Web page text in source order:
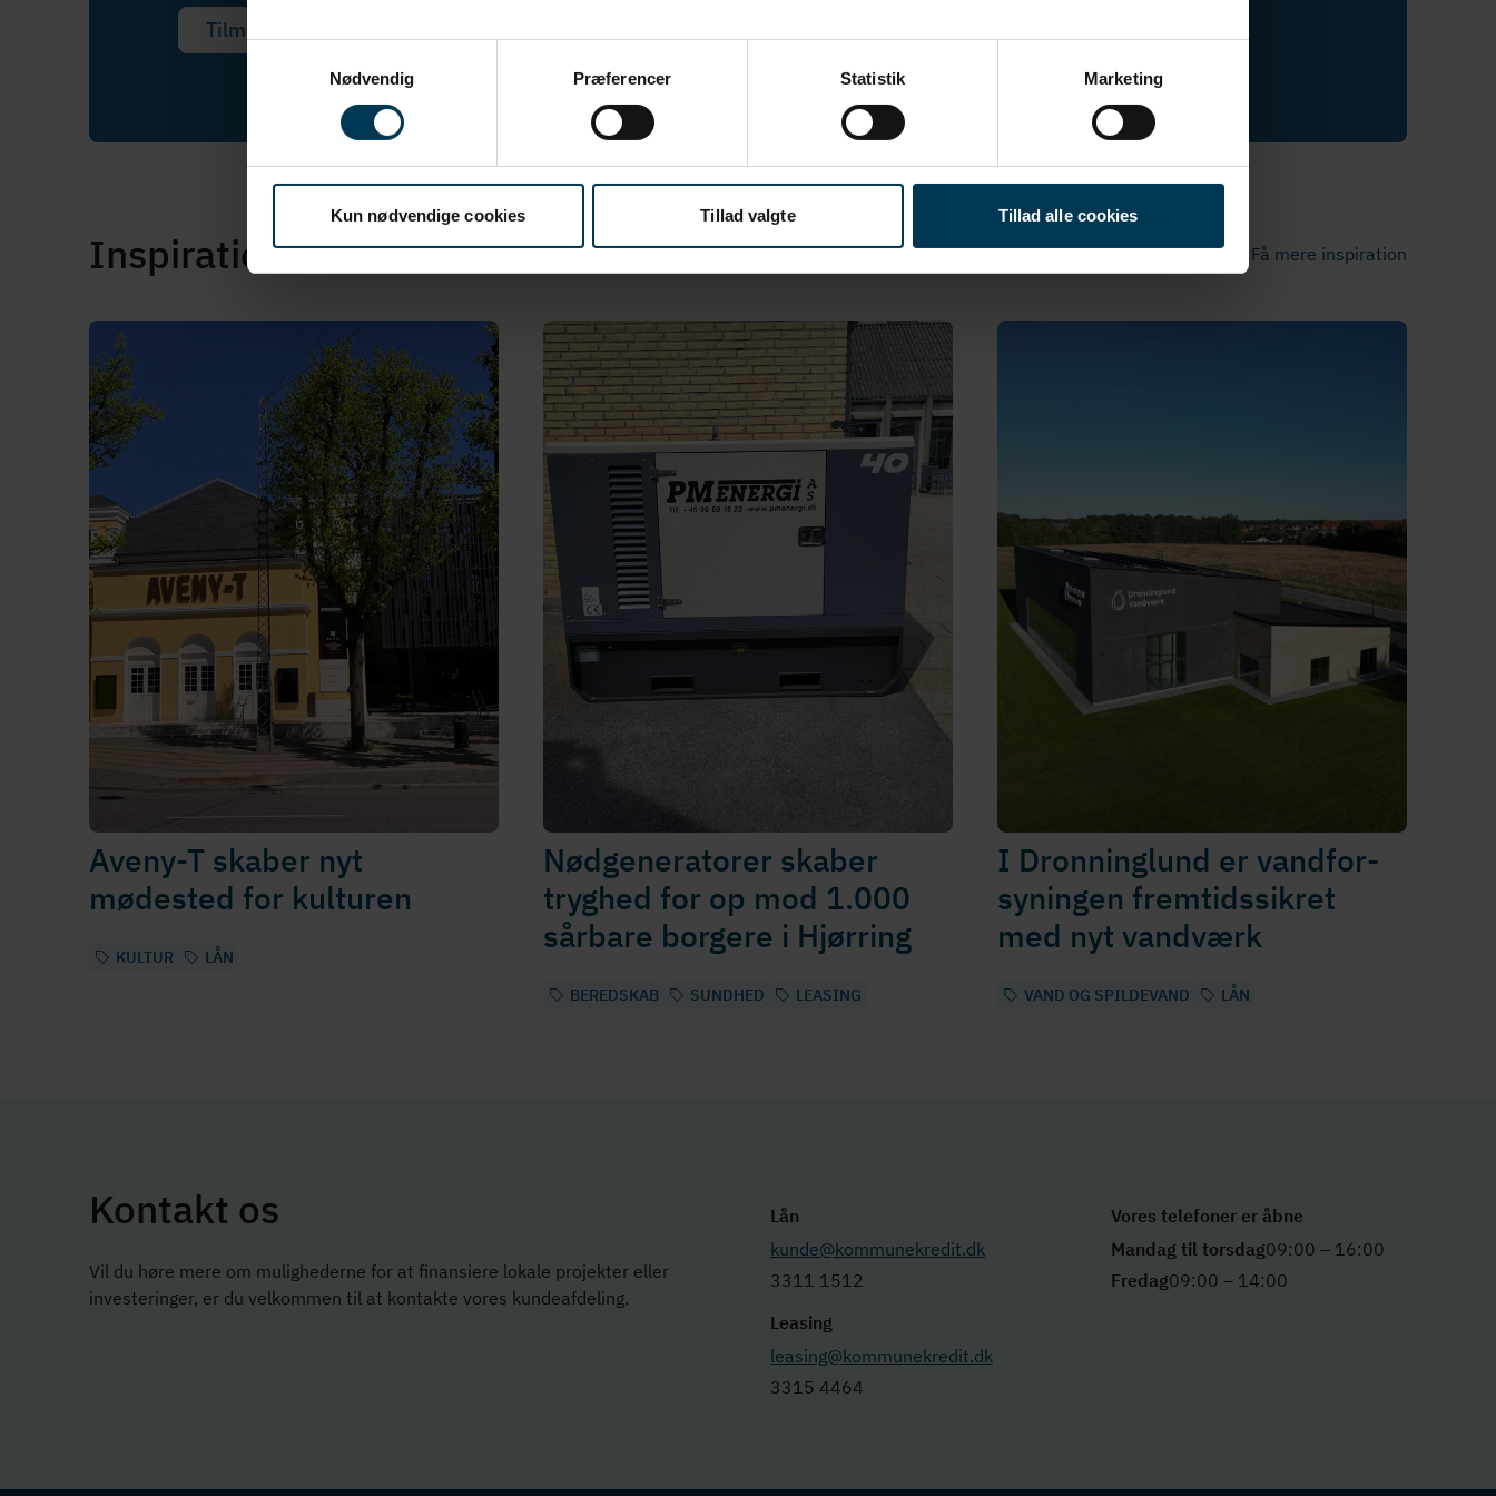
Samtykkevalg
Nødvendig
Præferencer Statistik Marketing
Kun nødvendige cookies Tillad valgte Tillad alle cookies
Tilmed dig her
Inspiration fra andre kunder Få mere inspiration
Aveny-T skaber nyt
mødested for kulturen
KULTUR LÅN
Nødgeneratorer skaber
tryghed for op mod 1.000
sårbare borgere i Hjørring
BEREDSKAB SUNDHED LEASING
I Dronninglund er vand­for­
sy­nin­gen fremtidssikret
med nyt vandværk
VAND OG SPILDEVAND LÅN
Kontakt os
Vil du høre mere om mulighederne for at finansiere lokale projekter eller
investeringer, er du velkommen til at kontakte vores kundeafdeling.
Lån
kunde@kommunekredit.dk
3311 1512
Leasing
leasing@kommunekredit.dk
3315 4464
Vores telefoner er åbne
Mandag til torsdag09:00 – 16:00
Fredag09:00 – 14:00